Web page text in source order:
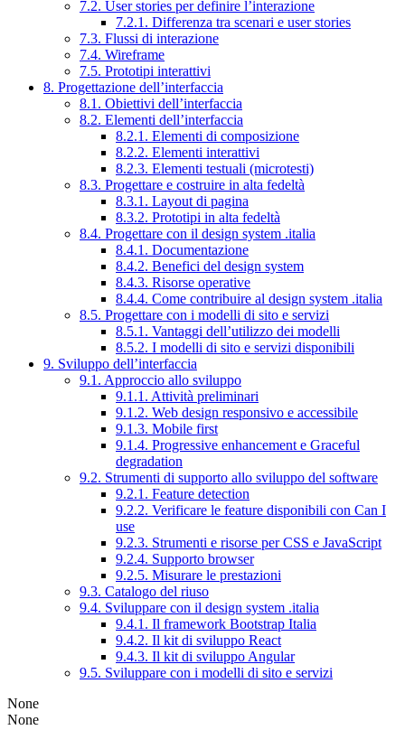
7.2. User stories per definire l’interazione
7.2.1. Differenza tra scenari e user stories
7.3. Flussi di interazione
7.4. Wireframe
7.5. Prototipi interattivi
8. Progettazione dell’interfaccia
8.1. Obiettivi dell’interfaccia
8.2. Elementi dell’interfaccia
8.2.1. Elementi di composizione
8.2.2. Elementi interattivi
8.2.3. Elementi testuali (microtesti)
8.3. Progettare e costruire in alta fedeltà
8.3.1. Layout di pagina
8.3.2. Prototipi in alta fedeltà
8.4. Progettare con il design system .italia
8.4.1. Documentazione
8.4.2. Benefici del design system
8.4.3. Risorse operative
8.4.4. Come contribuire al design system .italia
8.5. Progettare con i modelli di sito e servizi
8.5.1. Vantaggi dell’utilizzo dei modelli
8.5.2. I modelli di sito e servizi disponibili
9. Sviluppo dell’interfaccia
9.1. Approccio allo sviluppo
9.1.1. Attività preliminari
9.1.2. Web design responsivo e accessibile
9.1.3. Mobile first
9.1.4. Progressive enhancement e Graceful
degradation
9.2. Strumenti di supporto allo sviluppo del software
9.2.1. Feature detection
9.2.2. Verificare le feature disponibili con Can I
use
9.2.3. Strumenti e risorse per CSS e JavaScript
9.2.4. Supporto browser
9.2.5. Misurare le prestazioni
9.3. Catalogo del riuso
9.4. Sviluppare con il design system .italia
9.4.1. Il framework Bootstrap Italia
9.4.2. Il kit di sviluppo React
9.4.3. Il kit di sviluppo Angular
9.5. Sviluppare con i modelli di sito e servizi
None
None